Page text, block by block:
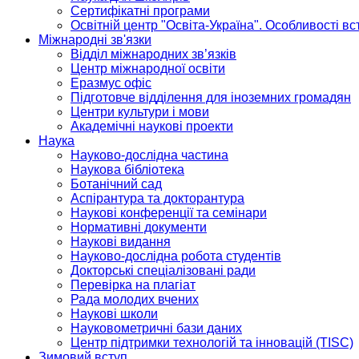
Сертифікатні програми
Освітній центр "Освіта-Україна". Особливості
Міжнародні зв'язки
Відділ міжнародних зв’язків
Центр міжнародної освіти
Еразмус офіс
Підготовче відділення для іноземних громадян
Центри культури і мови
Академічні наукові проекти
Наука
Науково-дослідна частина
Наукова бібліотека
Ботанічний сад
Аспірантура та докторантура
Наукові конференції та семінари
Нормативні документи
Наукові видання
Науково-дослідна робота студентів
Докторські спеціалізовані ради
Перевірка на плагіат
Рада молодих вчених
Наукові школи
Науковометричні бази даних
Центр підтримки технологій та інновацій (TISC)